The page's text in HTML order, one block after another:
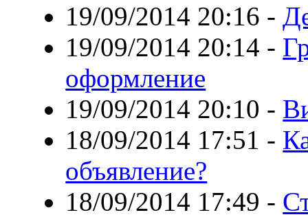
19/09/2014 20:16 -
19/09/2014 20:14 -
оформление
19/09/2014 20:10 -
18/09/2014 17:51 -
объявление?
18/09/2014 17:49 -